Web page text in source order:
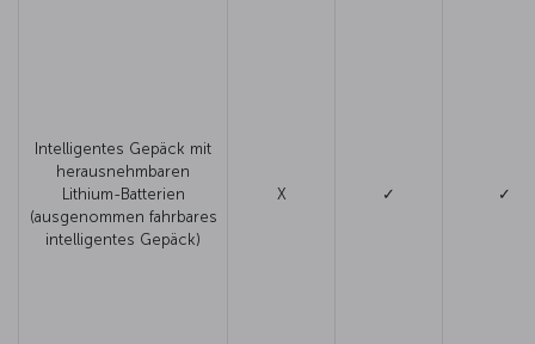
Intelligentes Gepäck mit
herausnehmbaren
Lithium-Batterien
(ausgenommen fahrbares
intelligentes Gepäck)
X ✓ ✓